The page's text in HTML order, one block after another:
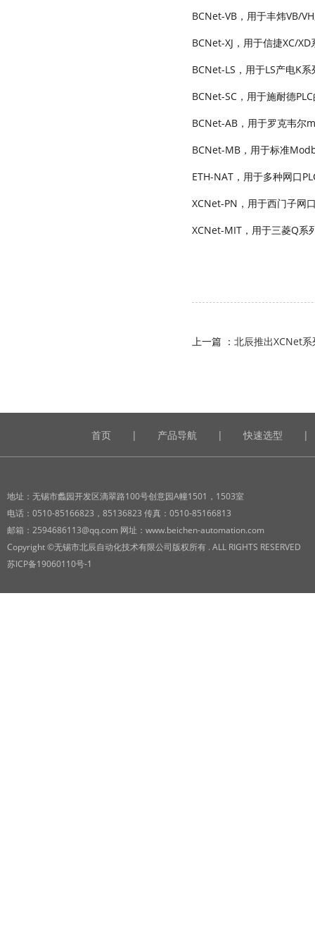
BCNet-VB，用于丰炜VB/
BCNet-XJ，用于信捷XC/
BCNet-LS，用于LS产电K
BCNet-SC，用于施耐德
BCNet-AB，用于罗克韦尔
BCNet-MB，用于标准
ETH-NAT，用于多种网口
XCNet-PN，用于西门子网
XCNet-MIT，用于三菱Q系
上一篇 ： 北辰推出XCNet
首页 | 产品导航 | 快速选型 |
地址：无锡市蠡园开发区滴翠路100号创意园A幢1501，1503室
电话：0510-85166823，85136823 传真：0510-85166813
邮箱：2594686113@qq.com 网址：www.beichen-automation.com
Copyright ©无锡市北辰自动化技术有限公司版权所有 . ALL RIGHTS RESERVED
苏ICP备19060110号-1